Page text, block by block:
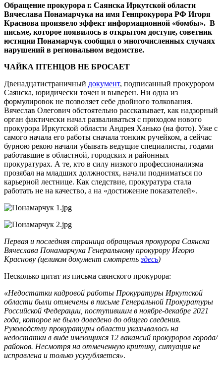
Обращение прокурора г. Саянска Иркутской области
Вячеслава Понамарчука на имя Генпрокурора РФ Игоря
Краснова произвело эффект информационной «бомбы». В
письме, которое появилось в открытом доступе, советник
юстиции Понамарчук сообщил о многочисленных случаях
нарушений в региональном ведомстве.
ЧАЙКА ПТЕНЦОВ НЕ БРОСАЕТ
Двенадцатистраничный документ, подписанный прокурором
Саянска, юридически точен и выверен. Ни одна из
формулировок не позволяет себе двойного толкования.
Вячеслав Олегович обстоятельно рассказывает, как надзорный
орган фактически начал разваливаться с приходом нового
прокурора Иркутской области Андрея Ханько (на фото). Уже с
самого начала его работы сначала тонким ручейком, а сейчас
бурною рекою начали убывать ведущие специалисты, годами
работавшие в областной, городских и районных
прокуратурах. А те, кто в силу низкого профессионализма
прозябал на младших должностях, начали подниматься по
карьерной лестнице. Как следствие, прокуратура стала
работать не на качество, а на «достижение показателей».
Первая и последняя страница обращения прокурора Саянска
Вячеслава Понамарчука Генеральному прокурору Игорю
Краснову (целиком документ смотретьздесь)
Несколько цитат из письма саянского прокурора:
«Недостатки кадровой работы Прокуратуры Иркутской
области были отмечены в письме Генеральной Прокуратуры
Российской Федерации, поступившим в ноябре-декабре 2021
года, которое не было доведено до общего сведения.
Руководству прокуратуры области указывалось на
недостатки в виде имеющихся 12 вакансий прокуроров города/
районов. Несмотря на отмеченную критику, ситуация не
исправлена и только усугубляется».